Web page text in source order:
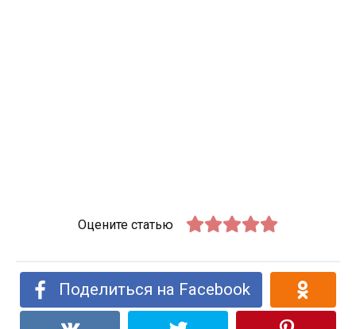
Оцените статью
Поделиться на Facebook